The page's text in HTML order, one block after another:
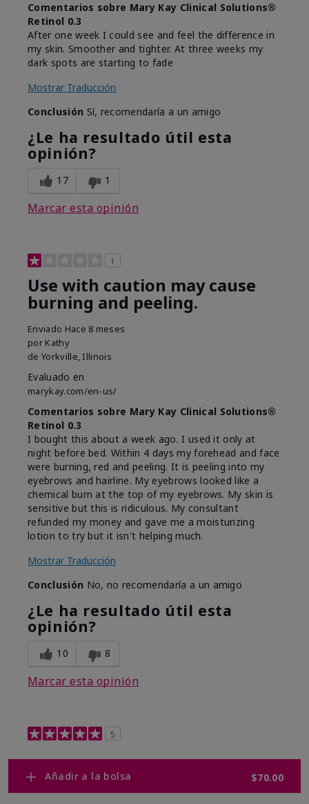
Añadir a la bolsa $70.00
Comentarios sobre Mary Kay Clinical Solutions®
Retinol 0.3
After one week I could see and feel the difference in
my skin. Smoother and tighter. At three weeks my
dark spots are starting to fade
Mostrar Traducción
Conclusión Sí, recomendaría a un amigo
¿Le ha resultado útil esta
opinión?
17 1
Marcar esta opinión
1
Use with caution may cause
burning and peeling.
Enviado Hace 8 meses
por Kathy
de Yorkville, Illinois
Evaluado en
marykay.com/en-us/
Comentarios sobre Mary Kay Clinical Solutions®
Retinol 0.3
I bought this about a week ago. I used it only at
night before bed. Within 4 days my forehead and face
were burning, red and peeling. It is peeling into my
eyebrows and hairline. My eyebrows looked like a
chemical burn at the top of my eyebrows. My skin is
sensitive but this is ridiculous. My consultant
refunded my money and gave me a moisturizing
lotion to try but it isn't helping much.
Mostrar Traducción
Conclusión No, no recomendaría a un amigo
¿Le ha resultado útil esta
opinión?
10 8
Marcar esta opinión
5
Retinol 0.3
Enviado